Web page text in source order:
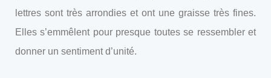
lettres sont très arrondies et ont une graisse très fines.
Elles s’emmêlent pour presque toutes se ressembler et
donner un sentiment d’unité.